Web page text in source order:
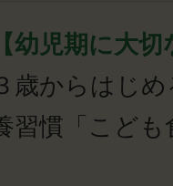
【幼児期に大
歳からはじ
習慣「こども